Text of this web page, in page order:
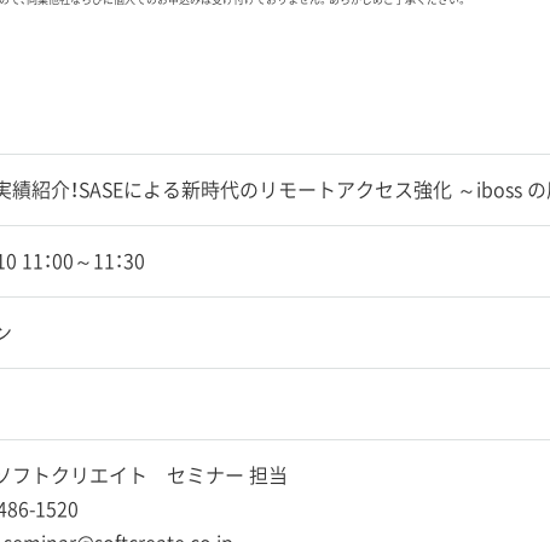
績紹介！SASEによる新時代のリモートアクセス強化 ～iboss
11：00～11：30
フトクリエイト セミナー 担当
1520